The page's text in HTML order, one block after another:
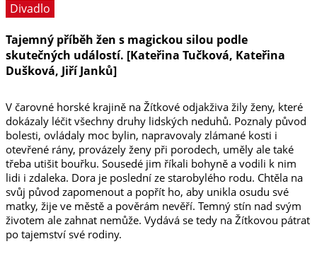
Divadlo
Tajemný příběh žen s magickou silou podle
skutečných událostí. [Kateřina Tučková, Kateřina
Dušková, Jiří Janků]
V čarovné horské krajině na Žítkové odjakživa žily ženy, které
dokázaly léčit všechny druhy lidských neduhů. Poznaly původ
bolesti, ovládaly moc bylin, napravovaly zlámané kosti i
otevřené rány, provázely ženy při porodech, uměly ale také
třeba utišit bouřku. Sousedé jim říkali bohyně a vodili k nim
lidi i zdaleka. Dora je poslední ze starobylého rodu. Chtěla na
svůj původ zapomenout a popřít ho, aby unikla osudu své
matky, žije ve městě a pověrám nevěří. Temný stín nad svým
životem ale zahnat nemůže. Vydává se tedy na Žítkovou pátrat
po tajemství své rodiny.